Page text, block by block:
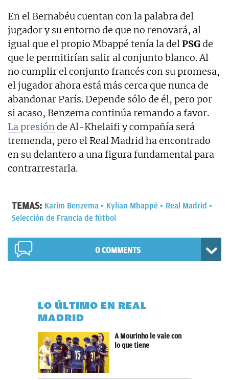
En el Bernabéu cuentan con la palabra del
jugador y su entorno de que no renovará, al
igual que el propio Mbappé tenía la delPSGde
que le permitirían salir al conjunto blanco. Al
no cumplir el conjunto francés con su promesa,
el jugador ahora está más cerca que nunca de
abandonar París. Depende sólo de él, pero por
si acaso, Benzema continúa remando a favor.
La presiónde Al-Khelaifi y compañía será
tremenda, pero el Real Madrid ha encontrado
en su delantero a una figura fundamental para
contrarrestarla.
TEMAS: Karim Benzema Kylian Mbappé
Real Madrid
Selección de Francia de fútbol
0 COMMENTS
LO ÚLTIMO EN REAL
MADRID
A Mourinho le vale con
lo que tiene